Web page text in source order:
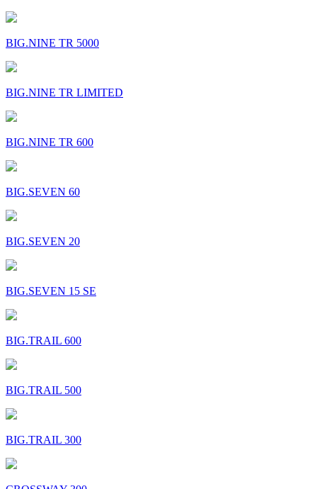
BIG.NINE TR 5000
BIG.NINE TR LIMITED
BIG.NINE TR 600
BIG.SEVEN 60
BIG.SEVEN 20
BIG.SEVEN 15 SE
BIG.TRAIL 600
BIG.TRAIL 500
BIG.TRAIL 300